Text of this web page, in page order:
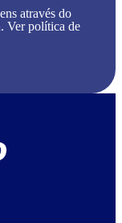
através do
Ver política de